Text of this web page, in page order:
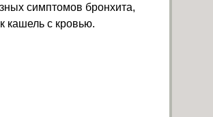
симптомов бронхита,
кашель с кровью.